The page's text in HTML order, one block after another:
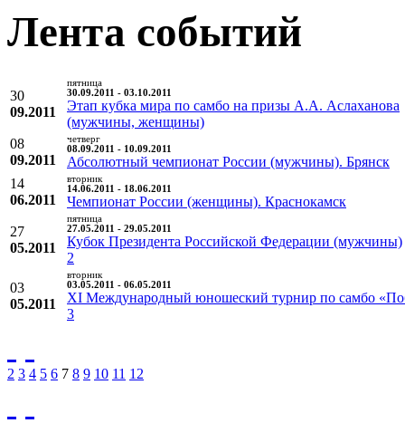
Лента событий
30
09.2011
пятница
30.09.2011 - 03.10.2011
Этап кубка мира по самбо на призы А.А. Аслаханова
(мужчины, женщины)
08
09.2011
четверг
08.09.2011 - 10.09.2011
Абсолютный чемпионат России (мужчины). Брянск
14
06.2011
вторник
14.06.2011 - 18.06.2011
Чемпионат России (женщины). Краснокамск
27
05.2011
пятница
27.05.2011 - 29.05.2011
Кубок Президента Российской Федерации (мужчины)
2
03
05.2011
вторник
03.05.2011 - 06.05.2011
XI Международный юношеский турнир по самбо
3
2 3 4 5 6 7 8 9 10 11 12